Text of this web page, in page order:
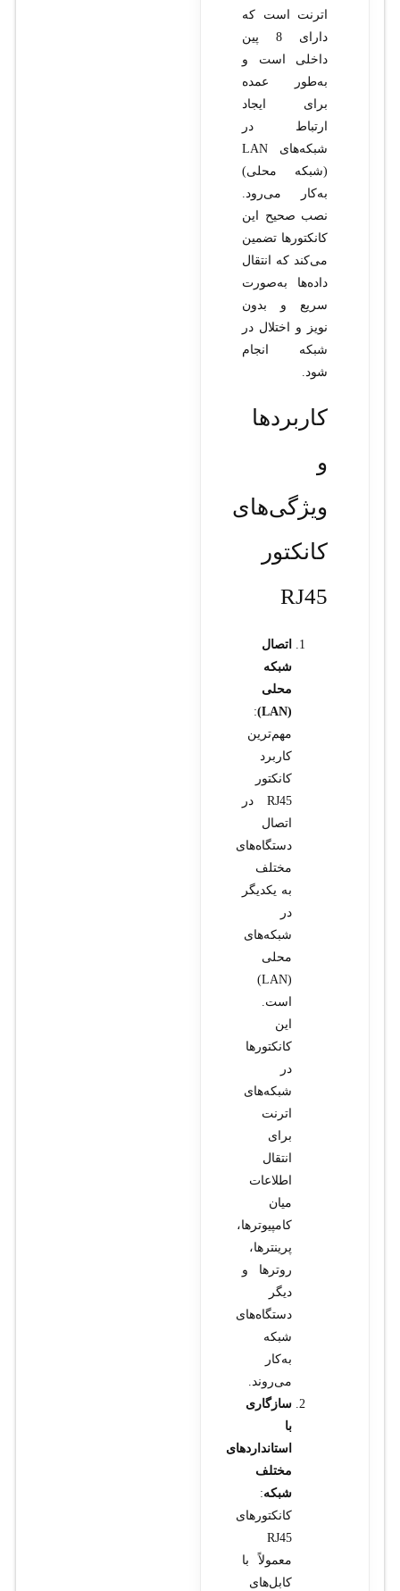
اترنت است که
دارای 8 پین
داخلی است و
به‌طور عمده
برای ایجاد
ارتباط در
شبکه‌های LAN
(شبکه محلی)
به‌کار می‌رود.
نصب صحیح این
کانکتورها تضمین
می‌کند که انتقال
داده‌ها به‌صورت
سریع و بدون
نویز و اختلال در
شبکه انجام
شود.
کاربردها
و
ویژگی‌های
کانکتور
RJ45
اتصال
شبکه
محلی
(LAN)
:
مهم‌ترین
کاربرد
کانکتور
RJ45 در
اتصال
دستگاه‌های
مختلف
به یکدیگر
در
شبکه‌های
محلی
(LAN)
است.
این
کانکتورها
در
شبکه‌های
اترنت
برای
انتقال
اطلاعات
میان
کامپیوترها،
پرینترها،
روترها و
دیگر
دستگاه‌های
شبکه
به‌کار
می‌روند.
سازگاری
با
استانداردهای
مختلف
شبکه:
کانکتورهای
RJ45
معمولاً با
کابل‌های